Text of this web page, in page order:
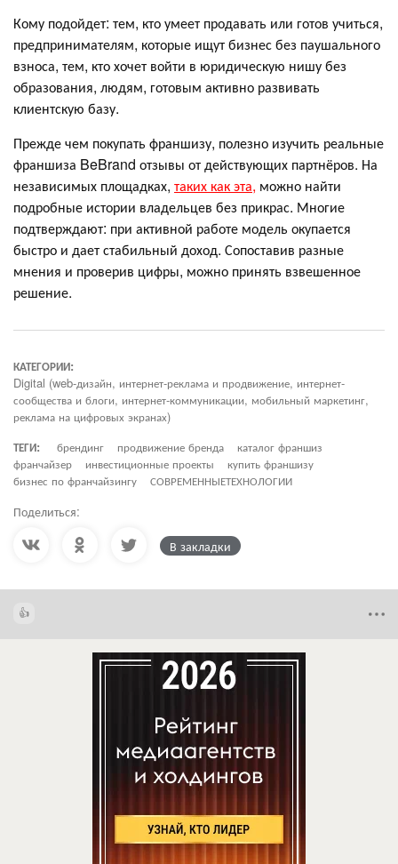
Кому подойдет: тем, кто умеет продавать или готов учиться,
предпринимателям, которые ищут бизнес без паушального
взноса, тем, кто хочет войти в юридическую нишу без
образования, людям, готовым активно развивать
клиентскую базу.
Прежде чем покупать франшизу, полезно изучить реальные
франшиза BeBrand отзывы от действующих партнёров. На
независимых площадках, таких как эта, можно найти
подробные истории владельцев без прикрас. Многие
подтверждают: при активной работе модель окупается
быстро и дает стабильный доход. Сопоставив разные
мнения и проверив цифры, можно принять взвешенное
решение.
КАТЕГОРИИ:
Digital (web-дизайн, интернет-реклама и продвижение, интернет-
сообщества и блоги, интернет-коммуникации, мобильный маркетинг,
реклама на цифровых экранах)
ТЕГИ:
брендинг продвижение бренда
каталог франшиз
франчайзер
инвестиционные проекты
купить франшизу
бизнес по франчайзингу
СОВРЕМЕННЫЕТЕХНОЛОГИИ
Поделиться:
В закладки